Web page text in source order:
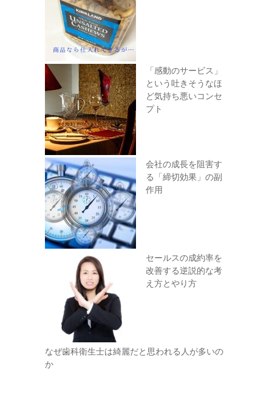
「感動のサービス」
という吐きそうなほ
ど気持ち悪いコンセ
プト
会社の成長を阻害す
る「締切効果」の副
作用
セールスの成約率を
改善する逆説的な考
え方とやり方
なぜ歯科衛生士は綺麗だと思われる人が多いの
か